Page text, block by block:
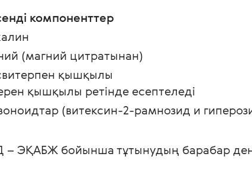
компоненттер
(магний цитратынан)
қышқылы
қышқылы ретінде есептеледі
(витексин-2-рамнозид и
– ЭҚАБЖ бойынша тұтынудың барабар